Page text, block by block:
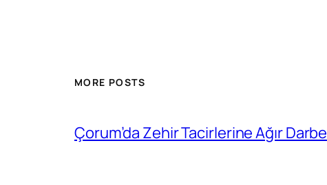
MORE POSTS
Çorum’da Zehir Tacirlerine Ağır Darbe